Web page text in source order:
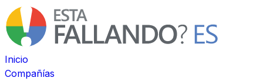
Inicio
Compañías